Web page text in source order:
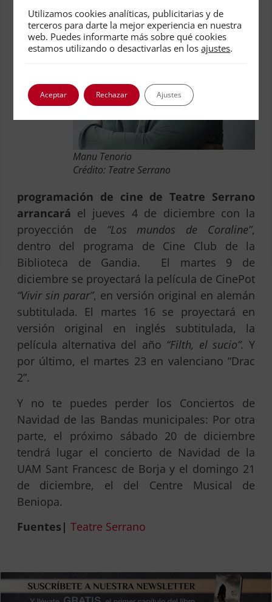
diciembre a las 21 h.
Manu Tenorio
Crédito: Teatre Serrano
La
programación de cine de Teatre Serrano
arrancará el jueves 4 de diciembre con la
proyección de “Los mundos de Coraline”,
dentro del programa de Cine Club de la
Biblioteca de Gandia. El martes 9 de
diciembre se proyectará la película de CinePot
“Vivir sin parar”, en versión original en alemán
subtitulada. El martes 16 se proyectará en
versión original en inglés subtitulada, la
película alternativa del año “Filth, el sucio”. Y
por último, el martes 23 en valenciano “Drac
2”.
Y no te puedes perder los Conciertos de
Navidad de las Bandas municipales: Por otra
parte, el próximo sábado 20 de diciembre
tendrá lugar el concierto de Navidad de la
UAM Sant Francesc de Borja y el domingo 21
de diciembre, el del Centre Musical de
Beniopa.
Fuentes| Teatre Serrano
Utilizamos cookies analíticas, publicitarias y de
terceros para darte la mejor experiencia en nuestra
web. Puedes informarte más sobre qué cookies
estamos utilizando o desactivarlas en losajustes.
Aceptar Rechazar Ajustes